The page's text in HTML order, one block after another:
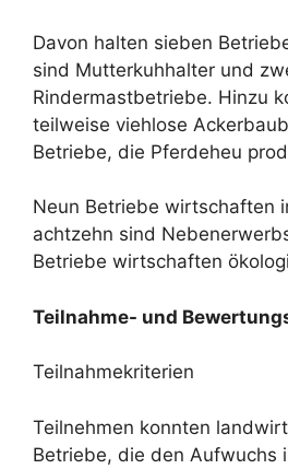
Davon halten sieben
sind Mutterkuhhalter und
Rindermastbetriebe. Hinzu
teilweise viehlose
Betriebe, die Pferdeheu
Neun Betriebe wirtschaften
achtzehn sind
Betriebe wirtschaften
Teilnahme- und
Teilnahmekriterien
Teilnehmen konnten
Betriebe, die den Aufwuchs